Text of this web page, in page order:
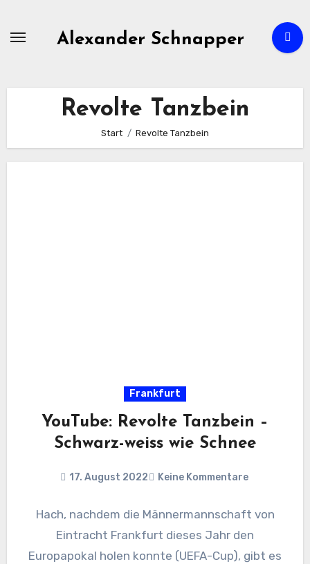
Alexander Schnapper
Revolte Tanzbein
Start Revolte Tanzbein
Frankfurt
YouTube: Revolte Tanzbein –
Schwarz-weiss wie Schnee
17. August 2022 Keine Kommentare
Hach, nachdem die Männermannschaft von
Eintracht Frankfurt dieses Jahr den
Europapokal holen konnte (UEFA-Cup), gibt es